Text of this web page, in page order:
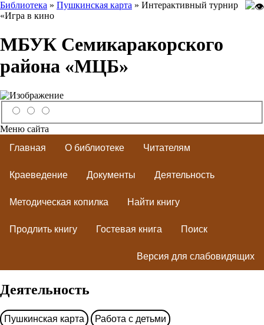
Библиотека » Пушкинская карта » Интерактивный турнир
«Игра в кино
МБУК Семикаракорского
района «МЦБ»
Меню сайта
Главная
О библиотеке Читателям
Краеведение Документы Деятельность
Методическая копилка Найти книгу
Продлить книгу Гостевая книга Поиск
Версия для слабовидящих
Деятельность
Пушкинская карта
Работа с детьми